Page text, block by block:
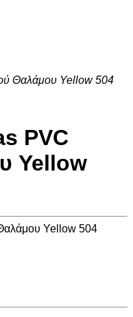
Θαλάμου Yellow 504
PVC
Yellow